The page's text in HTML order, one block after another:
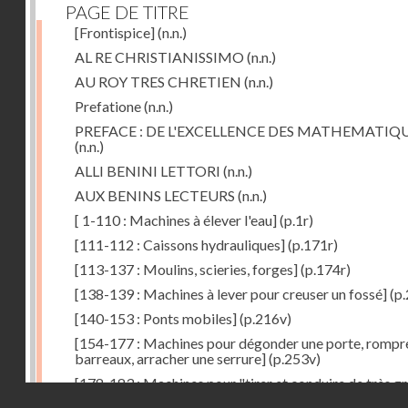
PAGE DE TITRE
[Frontispice](n.n.)
AL RE CHRISTIANISSIMO (n.n.)
AU ROY TRES CHRETIEN (n.n.)
Prefatione(n.n.)
PREFACE : DE L'EXCELLENCE DES
(n.n.)
ALLI BENINI LETTORI (n.n.)
AUX BENINS LECTEURS (n.n.)
[ 1-110 : Machines à élever l'eau](p.1r)
[111-112 : Caissons hydrauliques](p.171r)
[113-137 : Moulins, scieries, forges](p.174r)
[138-139 : Machines à lever pour creuser un fossé]
[140-153 : Ponts mobiles](p.216v)
[154-177 : Machines pour dégonder une porte,
barreaux, arracher une serrure](p.253v)
[178-183 : Machines pour "tirer et conduire de très